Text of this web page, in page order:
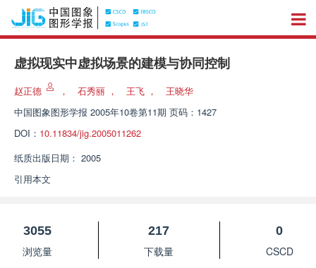
虚拟现实中虚拟场景的建模与协同控制
赵正德 ， 石秀丽 ， 王飞 ，
王晓华
中国图象图形学报 2005年10卷第11期 页码：1427
DOI： 10.11834/jig.2005011262
纸质出版日期： 2005
引用本文
3055
浏览量
217
下载量
0
CSCD